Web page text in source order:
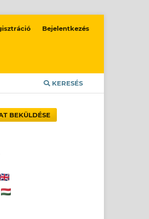
KERESÉS
Bejelentkezés
BEKÜLDÉSE